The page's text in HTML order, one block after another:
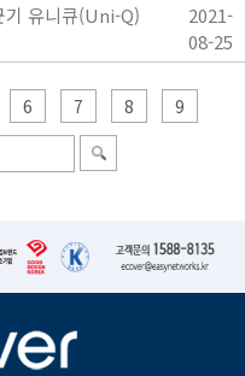
기 유니큐(Uni-Q)
2021-
08-25
6 7 8 9